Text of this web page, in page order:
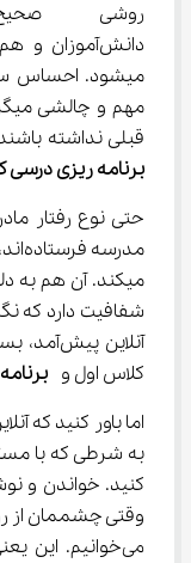
روشی
میشود. احساس
مهم و چالشی
قبلی نداشته
برنامه ریزی درسی
حتی نوع رفتار
میکند. آن هم به
آنلاین
کلاس اول و
به شرطی که با
کنید. خواندن و
می‌خوانیم. این